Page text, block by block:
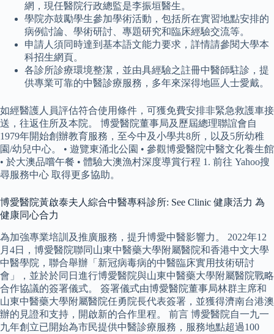
網，現任醫院行政總監是李振垣醫生。
學院亦鼓勵學生參加學術活動，包括所在實習地點安排的
病例討論、學術研討、專題研究和臨床經驗交流等。
申請人須同時達到基本語文能力要求，詳情請參閱大學本
科招生網頁。
各診所診療環境整潔，並由具經驗之註冊中醫師駐診，提
供專業可靠的中醫診療服務，多年來深得地區人士愛戴。
如經醫護人員評估符合使用條件，可獲免費安排非緊急救護車接
送，往返住所及本院。 博愛醫院董事局及歷屆總理聯誼會自
1979年開始創辦教育服務，至今中及小學共8所，以及5所幼稚
園/幼兒中心。 • 遊覽東涌北公園 • 參觀博愛醫院中醫文化養生館
• 於大澳品嚐午餐 • 體驗大澳漁村深度導賞行程 1. 前往 Yahoo搜
尋服務中心 取得更多協助。
博愛醫院黃啟泰夫人綜合中醫專科診所: See Clinic 健康活力 為
健康同心合力
為加強專業培訓及推廣服務，提升博愛中醫影響力。 2022年12
月4日，博愛醫院聯同山東中醫藥大學附屬醫院和香港中文大學
中醫學院，聯合舉辦「新冠病毒病的中醫臨床實用技術研討
會」，並於於同日進行博愛醫院與山東中醫藥大學附屬醫院戰略
合作協議的簽署儀式。 簽署儀式由博愛醫院董事局林群主席和
山東中醫藥大學附屬醫院任勇院長代表簽署，並獲得濟南台港澳
辦的見證和支持，開啟新的合作里程。 前言 博愛醫院自一九一
九年創立已開始為市民提供中醫診療服務，服務地點超過100